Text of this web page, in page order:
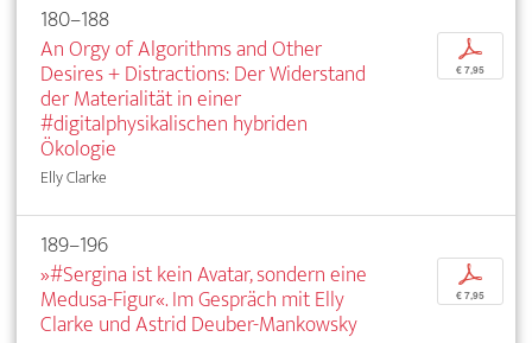
180–188
An Orgy of Algorithms and Other
Desires + Distractions: Der Widerstand
der Materialität in einer
#digitalphysikalischen hybriden
Ökologie
Elly Clarke
p
€ 7,95
189–196
»#Sergina ist kein Avatar, sondern eine
Medusa-Figur«. Im Gespräch mit Elly
Clarke und Astrid Deuber-Mankowsky
p
€ 7,95